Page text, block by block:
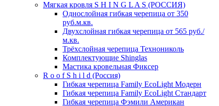
Мягкая кровля S H I N G L A S (РОССИЯ)
Однослойная гибкая черепица от 350
руб.м.кв.
Двухслойная гибкая черепица от 565 руб./
м.кв.
Трёхслойная черепица Технониколь
Комплектующие Shinglas
Мастика кровельная Фиксер
R o o f S h i l d (Россия)
Гибкая черепица Family ЕсоLight Модерн
Гибкая черепица Family ЕсоLight Стандарт
Гибкая черепица Фэмили Американ